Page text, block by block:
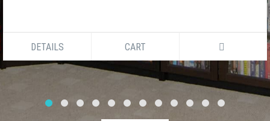
DETAILS CART